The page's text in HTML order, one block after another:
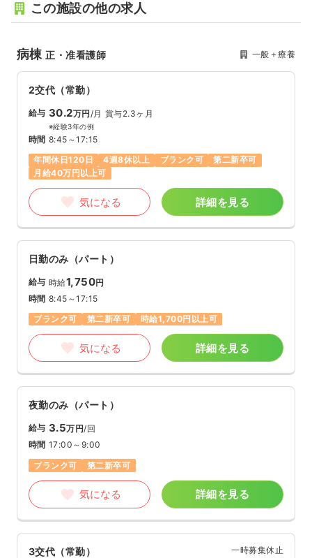
この施設の他の求人
病棟正・准看護師 一般＋療養
2交代（常勤）
給与 30.2万円/月 賞与2.3ヶ月
※経験3年の例
時間 8:45～17:15
年間休日120日
4週8休以上 ブランク可
第二新卒可
月給40万円以上可
気になる 詳細を見る
日勤のみ（パート）
給与 時給1,750円
時間 8:45～17:15
ブランク可
第二新卒可 時給1,700円以上可
気になる 詳細を見る
夜勤のみ（パート）
給与 3.5万円/回
時間 17:00～9:00
ブランク可
第二新卒可
気になる 詳細を見る
3交代（常勤） 一時募集休止